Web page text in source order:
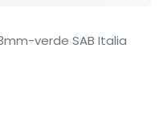
verde SAB Italia